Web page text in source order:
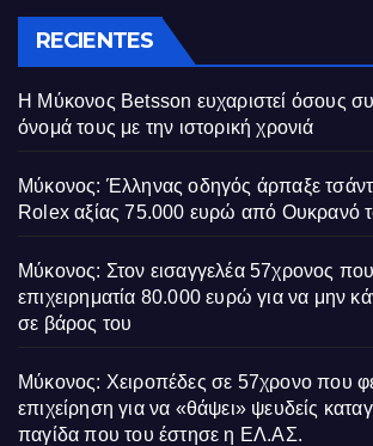
RECIENTES
Η Μύκονος Betsson ευχαριστεί όσους
όνομά τους με την ιστορική χρονιά
Μύκονος: Έλληνας οδηγός άρπαξε
Rolex αξίας 75.000 ευρώ από Ουκρανό
Μύκονος: Στον εισαγγελέα 57χρονος
επιχειρηματία 80.000 ευρώ για να μην
σε βάρος του
Μύκονος: Χειροπέδες σε 57χρονο που
επιχείρηση για να «θάψει» ψευδείς
παγίδα που του έστησε η ΕΛ.ΑΣ.